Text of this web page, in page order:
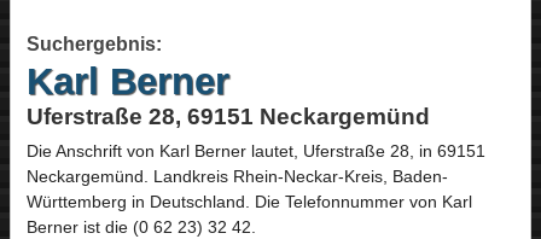
Suchergebnis:
Karl Berner
Uferstraße 28, 69151 Neckargemünd
Die Anschrift von Karl Bernerlautet, Uferstraße 28, in 69151
Neckargemünd. Landkreis Rhein-Neckar-Kreis, Baden-
Württemberg in Deutschland. Die Telefonnummer von Karl
Berner ist die (0 62 23) 32 42.